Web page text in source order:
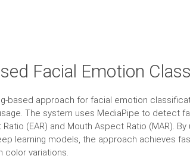
Facial Emotion
based approach for facial emotion
The system uses MediaPipe to detect
(EAR) and Mouth Aspect Ratio (MAR).
learning models, the approach achieves
color variations.